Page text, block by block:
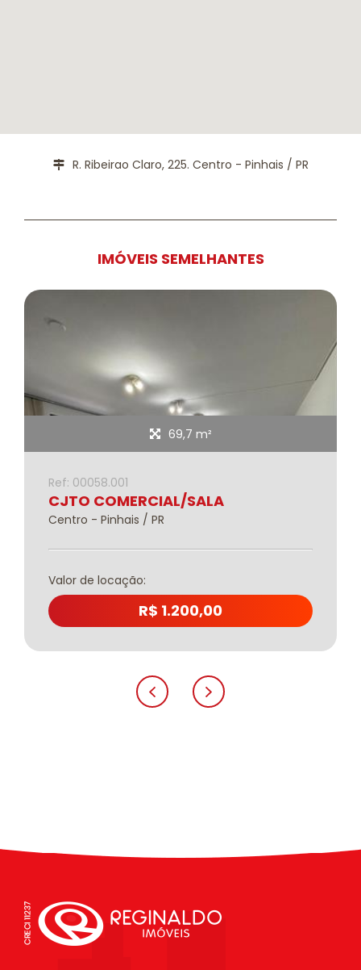
R. Ribeirao Claro, 225. Centro - Pinhais / PR
IMÓVEIS SEMELHANTES
69,7 m²
Ref: 00058.001
CJTO COMERCIAL/SALA
Centro - Pinhais / PR
Valor de locação:
R$ 1.200,00